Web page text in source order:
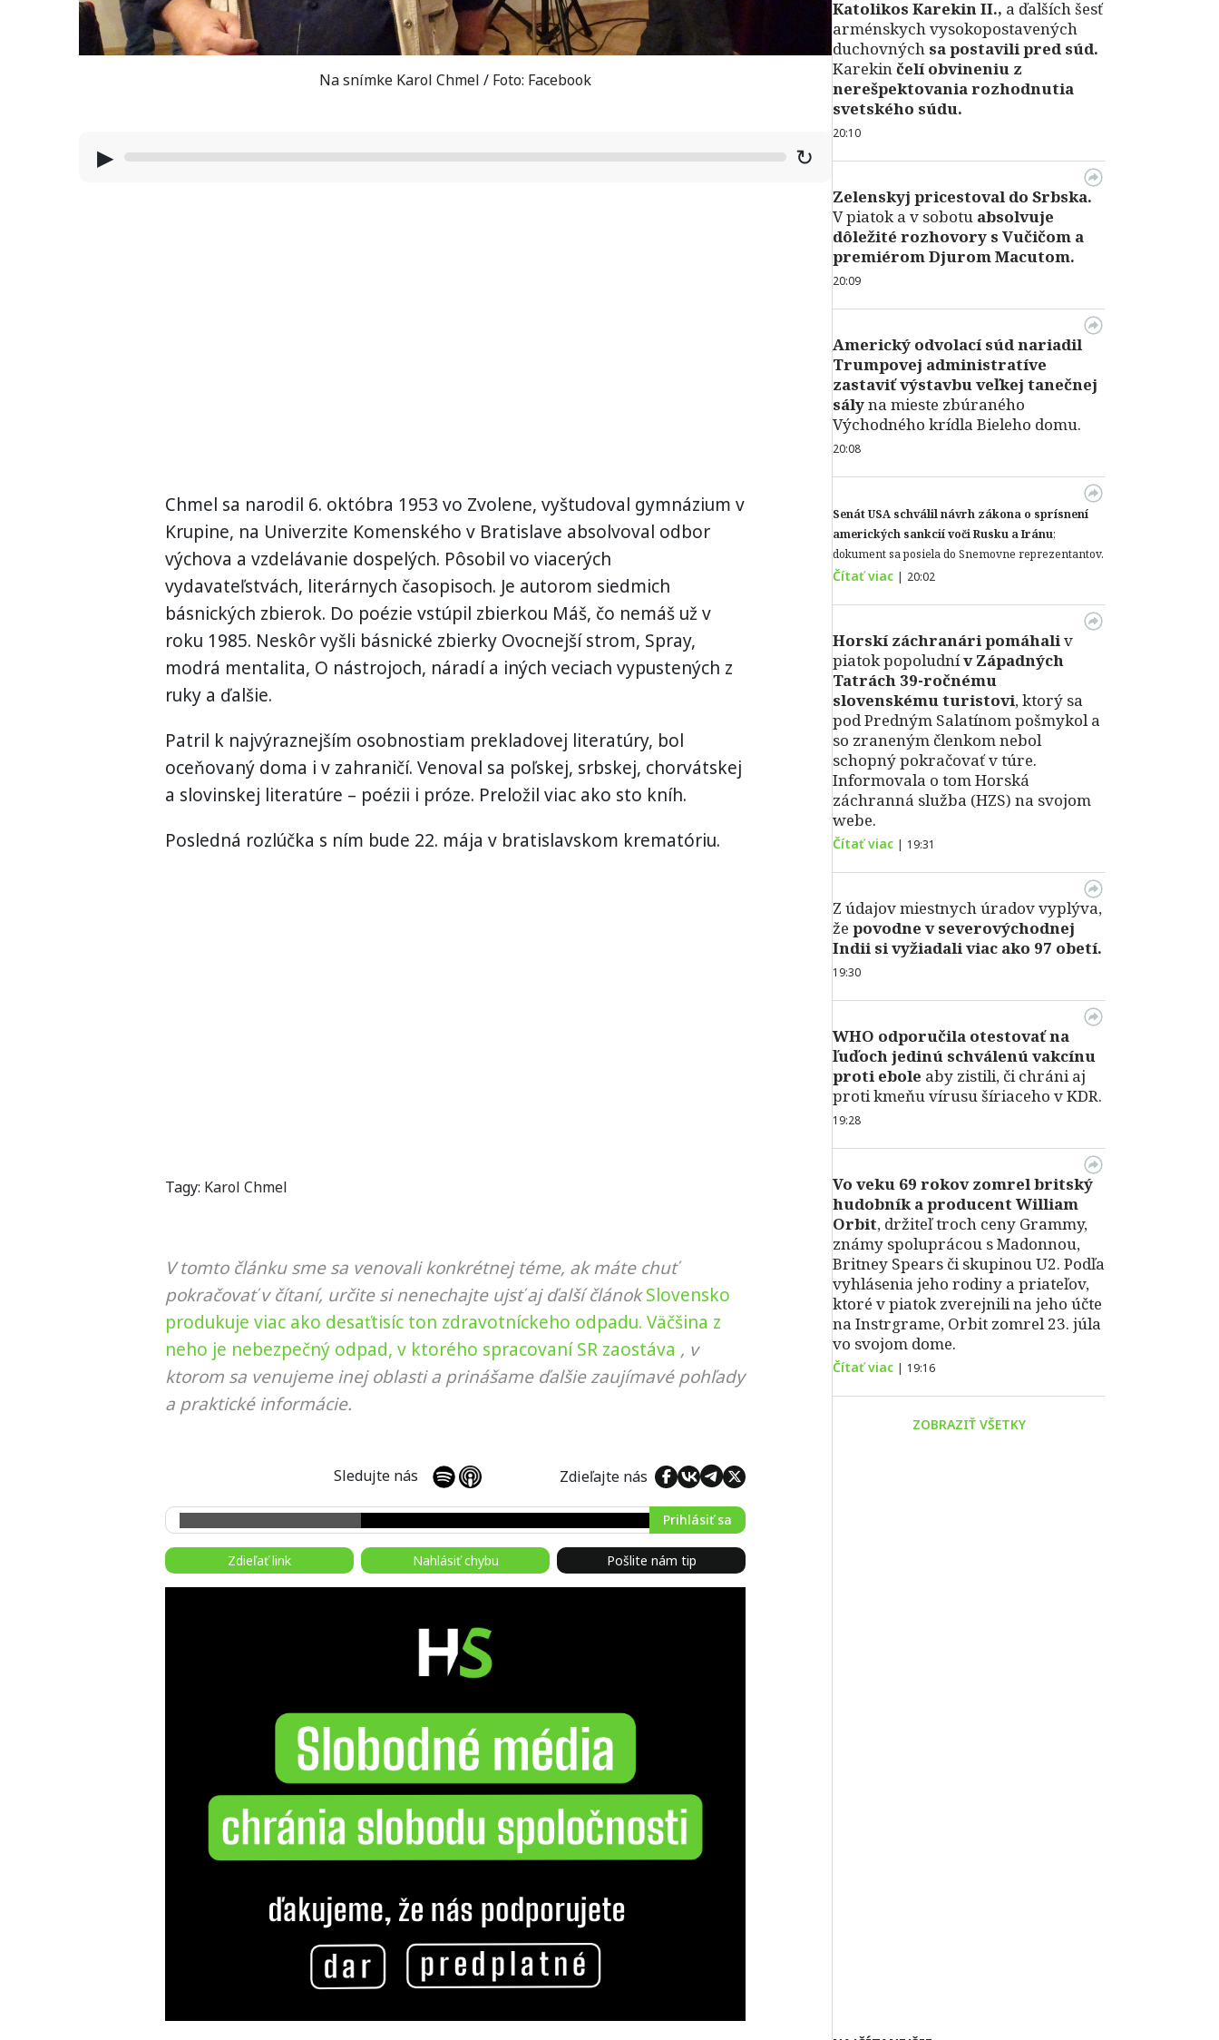
Na snímke Karol Chmel / Foto: Facebook
▶ ↻
Chmel sa narodil 6. októbra 1953 vo Zvolene, vyštudoval gymnázium v
Krupine, na Univerzite Komenského v Bratislave absolvoval odbor
výchova a vzdelávanie dospelých. Pôsobil vo viacerých
vydavateľstvách, literárnych časopisoch. Je autorom siedmich
básnických zbierok. Do poézie vstúpil zbierkou Máš, čo nemáš už v
roku 1985. Neskôr vyšli básnické zbierky Ovocnejší strom, Spray,
modrá mentalita, O nástrojoch, náradí a iných veciach vypustených z
ruky a ďalšie.
Patril k najvýraznejším osobnostiam prekladovej literatúry, bol
oceňovaný doma i v zahraničí. Venoval sa poľskej, srbskej, chorvátskej
a slovinskej literatúre – poézii i próze. Preložil viac ako sto kníh.
Posledná rozlúčka s ním bude 22. mája v bratislavskom krematóriu.
Tagy: Karol Chmel
V tomto článku sme sa venovali konkrétnej téme, ak máte chuť
pokračovať v čítaní, určite si nenechajte ujsť aj ďalší článok Slovensko
produkuje viac ako desaťtisíc ton zdravotníckeho odpadu. Väčšina z
neho je nebezpečný odpad, v ktorého spracovaní SR zaostáva , v
ktorom sa venujeme inej oblasti a prinášame ďalšie zaujímavé pohľady
a praktické informácie.
Sledujte nás Zdieľajte nás
Prihlásiť sa
Zdieľať link Nahlásiť chybu Pošlite nám tip
Katolikos Karekin II., a ďalších šesť
arménskych vysokopostavených
duchovných sa postavili pred súd.
Karekinčelí obvineniu z
nerešpektovania rozhodnutia
svetského súdu.
20:10
Zelenskyj pricestoval do Srbska.
V piatok a v sobotu absolvuje
dôležité rozhovory s Vučičom a
premiérom Djurom Macutom.
20:09
Americký odvolací súd nariadil
Trumpovej administratíve
zastaviť výstavbu veľkej tanečnej
sályna mieste zbúraného
Východného krídla Bieleho domu.
20:08
Senát USA schválil návrh zákona o sprísnení
amerických sankcií voči Rusku a Iránu;
dokument sa posiela do Snemovne reprezentantov.
Čítať viac | 20:02
Horskí záchranári pomáhaliv
piatok popoludnív Západných
Tatrách 39-ročnému
slovenskému turistovi, ktorý sa
pod Predným Salatínom pošmykol a
so zraneným členkom nebol
schopný pokračovať v túre.
Informovala o tom Horská
záchranná služba (HZS) na svojom
webe.
Čítať viac | 19:31
Z údajov miestnych úradov vyplýva,
že povodne v severovýchodnej
Indii si vyžiadali viac ako 97 obetí.
19:30
WHO odporučila otestovať na
ľuďoch jedinú schválenú vakcínu
proti ebole aby zistili, či chráni aj
proti kmeňu vírusu šíriaceho v KDR.
19:28
Vo veku 69 rokov zomrel britský
hudobník a producent William
Orbit, držiteľ troch ceny Grammy,
známy spoluprácou s Madonnou,
Britney Spears či skupinou U2. Podľa
vyhlásenia jeho rodiny a priateľov,
ktoré v piatok zverejnili na jeho účte
na Instrgrame, Orbit zomrel 23. júla
vo svojom dome.
Čítať viac | 19:16
ZOBRAZIŤ VŠETKY